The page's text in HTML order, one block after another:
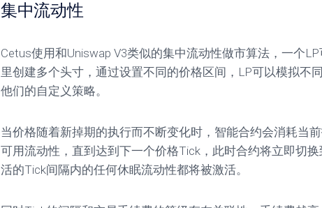
集中流动性
Cetus使用和Uniswap V3类似的集中流动性做市算法，一个
里创建多个头寸，通过设置不同的价格区间，LP可以模拟不
他们的自定义策略。
当价格随着新掉期的执行而不断变化时，智能合约会消耗当
可用流动性，直到达到下一个价格Tick，此时合约将立即切
活的Tick间隔内的任何休眠流动性都将被激活。